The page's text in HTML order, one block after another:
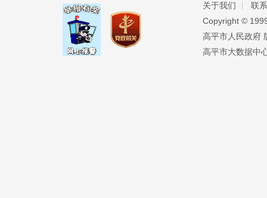
关于我们
联
Copyright ©️
高平市人民政府
高平市大数据